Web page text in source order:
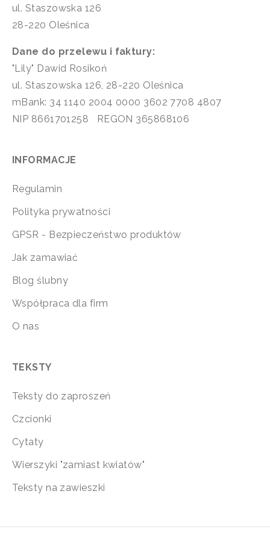
ul. Staszowska 126
28-220 Oleśnica
Dane do przelewu i faktury:
"Lily" Dawid Rosikoń
ul. Staszowska 126, 28-220 Oleśnica
mBank: 34 1140 2004 0000 3602 7708 4807
NIP 8661701258 REGON 365868106
INFORMACJE
Regulamin
Polityka prywatności
GPSR - Bezpieczeństwo produktów
Jak zamawiać
Blog ślubny
Współpraca dla firm
O nas
TEKSTY
Teksty do zaproszeń
Czcionki
Cytaty
Wierszyki "zamiast kwiatów"
Teksty na zawieszki